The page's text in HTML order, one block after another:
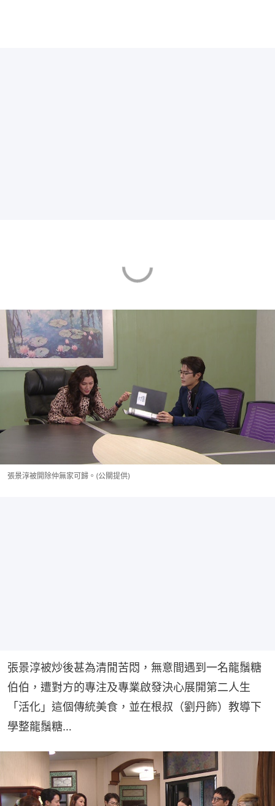
張景淳被開除仲無家可歸。(公關提供)
張景淳被炒後甚為清閒苦悶，無意間遇到一名龍鬚糖
伯伯，遭對方的專注及專業啟發決心展開第二人生
「活化」這個傳統美食，並在根叔（劉丹飾）教導下
學整龍鬚糖…